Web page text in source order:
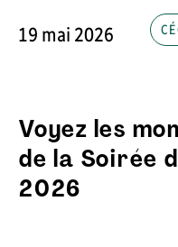
19 mai 2026
Voyez les
de la Soirée
2026